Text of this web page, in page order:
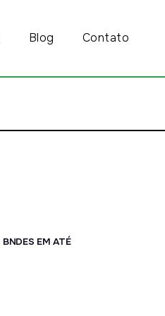
Blog Contato
EM ATÉ